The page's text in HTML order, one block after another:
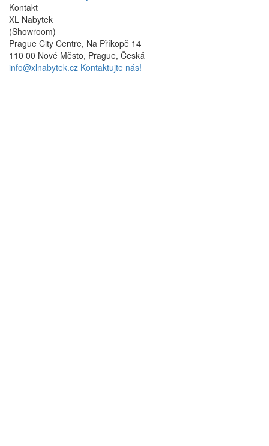
Kontakt
XL Nabytek
(Showroom)
Prague City Centre, Na Příkopě 14
110 00 Nové Město, Prague, Česká
info@xlnabytek.cz Kontaktujte nás!